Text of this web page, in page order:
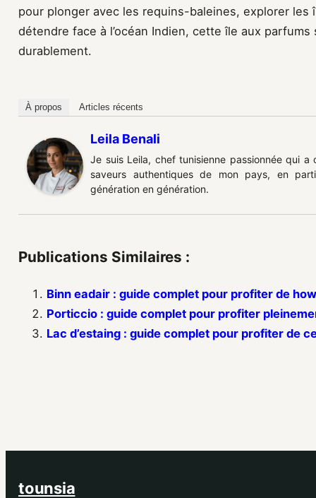
pour plonger avec les requins-baleines, explorer les
détendre face à l’océan Indien, cette île aux
durablement.
À propos Articles récents
Leila Benali
Je suis Leila, chef tunisienne passionnée qui
saveurs authentiques de mon pays, en
génération en génération.
Publications Similaires :
Binn eadair : guide complet pour profiter de
Porticcio : guide complet pour profiter
Lac d’estaing : guide complet pour profiter de
tounsia